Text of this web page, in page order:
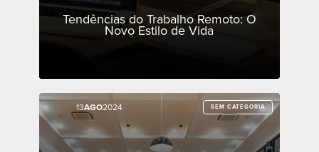
Tendências do Trabalho Remoto: O
Novo Estilo de Vida
13AGO2024 SEM CATEGORIA
13AGO2024 SEM CATEGORIA